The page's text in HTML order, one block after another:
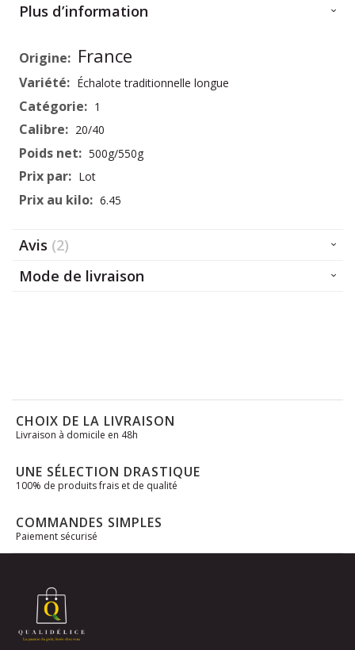
Plus d’information
d’informationFrance
Échalote traditionnelle longue
1
20/40
500g/550g
Lot
6.45
Avis 2
Mode de livraison
CHOIX DE LA LIVRAISON
Livraison à domicile en 48h
UNE SÉLECTION DRASTIQUE
100% de produits frais et de qualité
COMMANDES SIMPLES
Paiement sécurisé